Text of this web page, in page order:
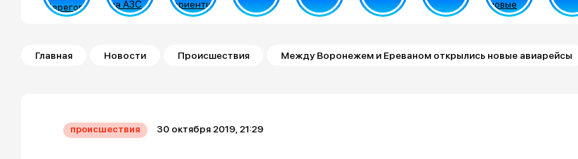
Строка навигации
Главная Новости Происшествия Между Воронежем и Ереваном открылись новые авиарейсы
происшествия 30 октября 2019, 21:29